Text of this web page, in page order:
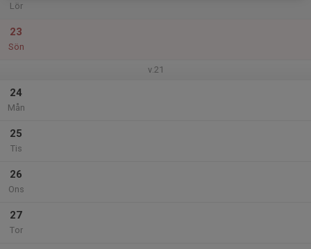
Lör
23
Sön
v.21
24
Mån
25
Tis
26
Ons
27
Tor